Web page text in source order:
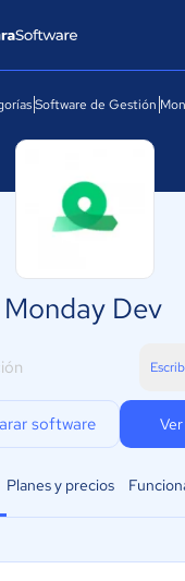
Software de Gestión
Monday Dev
software
Planes y precios